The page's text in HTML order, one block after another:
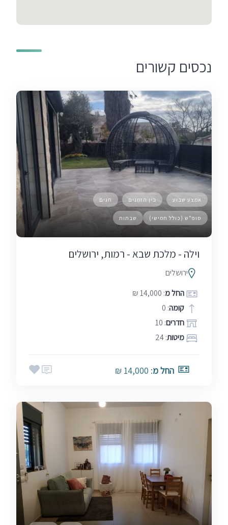
נכסים קשורים
אמצע שבוע בין הזמנים חגים
סופ"ש (כולל חמישי) שבתות
וילה - מלכת שבא - רמות, ירושלים
ירושלים
החל מ: 14,000 ₪
קומה: 0
חדרים: 10
מיטות: 24
החל מ: 14,000 ₪